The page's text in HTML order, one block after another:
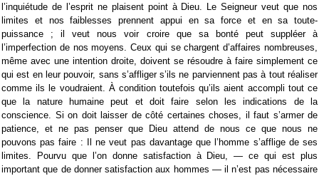
l’inquiétude de l’esprit ne plaisent point à Dieu. Le Seigneur veut que nos
limites et nos faiblesses prennent appui en sa force et en sa toute-
puissance ; il veut nous voir croire que sa bonté peut suppléer à
l’imperfection de nos moyens. Ceux qui se chargent d’affaires nombreuses,
même avec une intention droite, doivent se résoudre à faire simplement ce
qui est en leur pouvoir, sans s’affliger s’ils ne parviennent pas à tout réaliser
comme ils le voudraient. À condition toutefois qu’ils aient accompli tout ce
que la nature humaine peut et doit faire selon les indications de la
conscience. Si on doit laisser de côté certaines choses, il faut s’armer de
patience, et ne pas penser que Dieu attend de nous ce que nous ne
pouvons pas faire : Il ne veut pas davantage que l’homme s’afflige de ses
limites. Pourvu que l’on donne satisfaction à Dieu, — ce qui est plus
important que de donner satisfaction aux hommes — il n’est pas nécessaire